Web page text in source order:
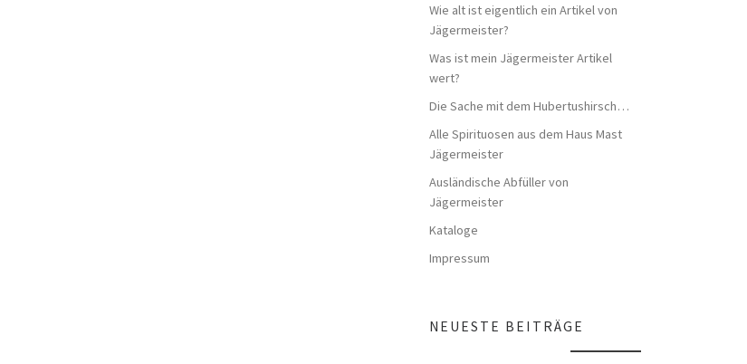
Wie alt ist eigentlich ein Artikel von
Jägermeister?
Was ist mein Jägermeister Artikel
wert?
Die Sache mit dem Hubertushirsch…
Alle Spirituosen aus dem Haus Mast
Jägermeister
Ausländische Abfüller von
Jägermeister
Kataloge
Impressum
NEUESTE BEITRÄGE